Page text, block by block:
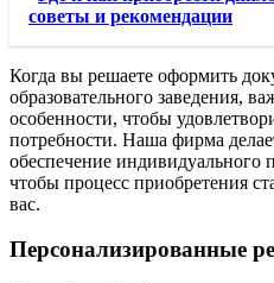
советы и рекомендации
Когда вы решаете оформить
образовательного заведения,
особенности, чтобы
потребности. Наша фирма
обеспечение индивидуального
чтобы процесс приобретения
вас.
Персонализированные